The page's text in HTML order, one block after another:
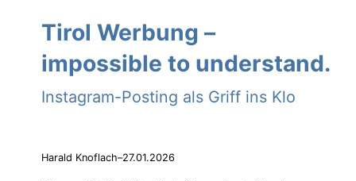
Tirol Werbung –
impossible to understand.
Instagram-Posting als Griff ins Klo
Harald Knoflach–27.01.2026